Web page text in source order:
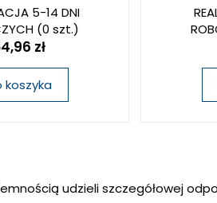
5-14 DNI
(0 szt.)
zł
koszyka
udzieli szczegółowej